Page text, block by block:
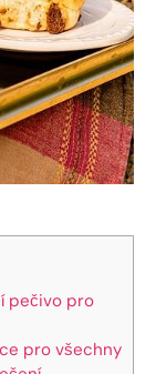
⁤pečivo pro
⁣pro ⁤všechny